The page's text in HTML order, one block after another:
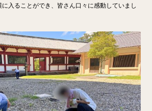
入ることができ、皆さん口々に感動していまし